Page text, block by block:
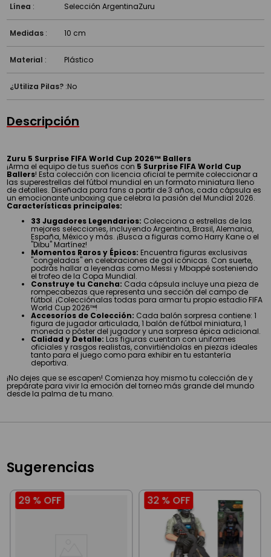
Línea : Selección ArgentinaZuru
Medidas : 10 cm
Material : Plástico
¿Utiliza Pilas? :No
Descripción
Zuru 5 Surprise FIFA World Cup 2026™ Ballers
¡Arma el equipo de tus sueños con 5 Surprise FIFA World Cup
Ballers! Esta colección con licencia oficial te permite coleccionar a
las superestrellas del fútbol mundial en un formato miniatura lleno
de detalles. Diseñada para fans a partir de 3 años, cada cápsula es
un emocionante unboxing que celebra la pasión del Mundial 2026.
Características principales:
33 Jugadores Legendarios: Colecciona a estrellas de las
mejores selecciones, incluyendo Argentina, Brasil, Alemania,
España, México y más. ¡Busca a figuras como Harry Kane o el
"Dibu" Martínez!
Momentos Raros y Épicos: Encuentra figuras exclusivas
"congeladas" en celebraciones de gol icónicas. Con suerte,
podrás hallar a leyendas como Messi y Mbappé sosteniendo
el trofeo de la Copa Mundial.
Construye tu Cancha: Cada cápsula incluye una pieza de
rompecabezas que representa una sección del campo de
fútbol. ¡Colecciónalas todas para armar tu propio estadio FIFA
World Cup 2026™!
Accesorios de Colección: Cada balón sorpresa contiene: 1
figura de jugador articulada, 1 balón de fútbol miniatura, 1
moneda o póster del jugador y una sorpresa épica adicional.
Calidad y Detalle: Las figuras cuentan con uniformes
oficiales y rasgos realistas, convirtiéndolas en piezas ideales
tanto para el juego como para exhibir en tu estantería
deportiva.
¡No dejes que se escapen! Comienza hoy mismo tu colección de y
prepárate para vivir la emoción del torneo más grande del mundo
desde la palma de tu mano.
Sugerencias
29 % OFF 32 % OFF